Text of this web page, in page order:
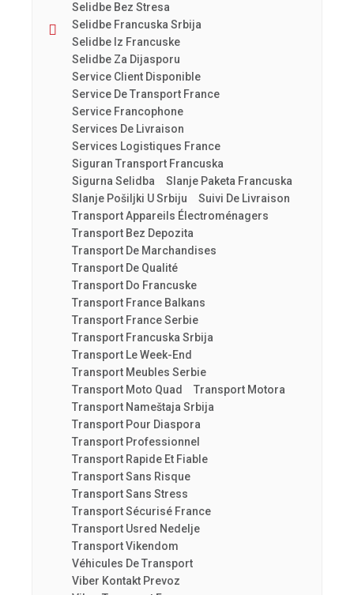
Selidbe Bez Stresa
Selidbe Francuska Srbija
Selidbe Iz Francuske
Selidbe Za Dijasporu
Service Client Disponible
Service De Transport France
Service Francophone
Services De Livraison
Services Logistiques France
Siguran Transport Francuska
Sigurna Selidba
Slanje Paketa Francuska
Slanje Pošiljki U Srbiju
Suivi De Livraison
Transport Appareils Électroménagers
Transport Bez Depozita
Transport De Marchandises
Transport De Qualité
Transport Do Francuske
Transport France Balkans
Transport France Serbie
Transport Francuska Srbija
Transport Le Week-End
Transport Meubles Serbie
Transport Moto Quad
Transport Motora
Transport Nameštaja Srbija
Transport Pour Diaspora
Transport Professionnel
Transport Rapide Et Fiable
Transport Sans Risque
Transport Sans Stress
Transport Sécurisé France
Transport Usred Nedelje
Transport Vikendom
Véhicules De Transport
Viber Kontakt Prevoz